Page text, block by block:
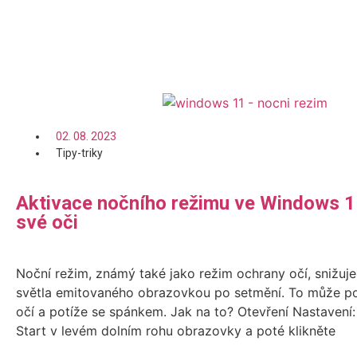
02. 08. 2023
Tipy-triky
Aktivace nočního režimu ve Windows
své oči
Noční režim, známý také jako režim ochrany očí,
světla emitovaného obrazovkou po setmění. To může
očí a potíže se spánkem. Jak na to? Otevření
Start v levém dolním rohu obrazovky a poté klikněte